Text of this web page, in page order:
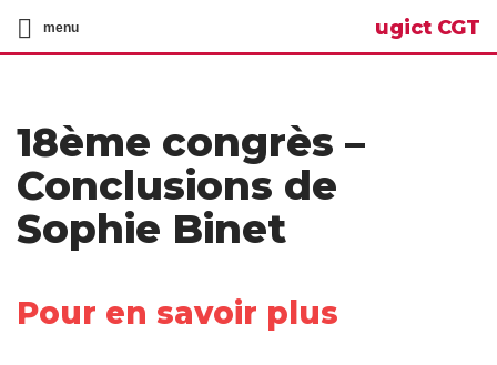
menu ugict CGT
18ème congrès –
Conclusions de
Sophie Binet
Pour en savoir plus